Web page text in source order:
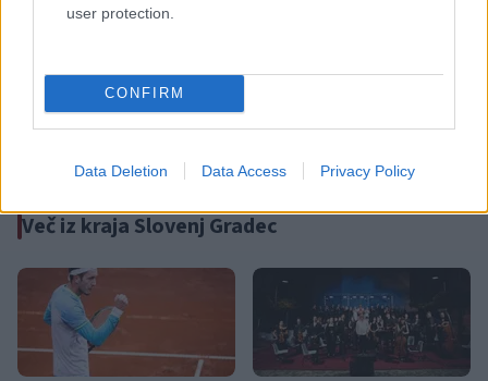
user protection.
CONFIRM
Data Deletion Data Access Privacy Policy
koroški atletski klub ravne
mejnik
nastop
osebni rekord
UVRSTITEV
Več iz kraja Slovenj Gradec